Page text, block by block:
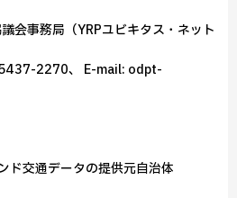
会事務局（YRPユビキタス・ネット
2270、 E-mail: odpt-
ド交通データの提供元自治体